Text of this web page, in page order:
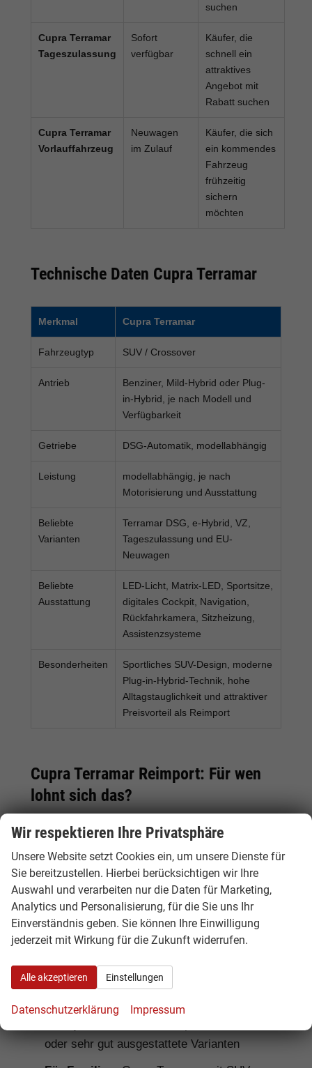
suchen
Cupra Terramar
Tageszulassung
Sofort
verfügbar
Käufer, die
schnell ein
attraktives
Angebot mit
Rabatt suchen
Cupra Terramar
Vorlauffahrzeug
Neuwagen
im Zulauf
Käufer, die sich
ein kommendes
Fahrzeug
frühzeitig
sichern
möchten
Technische Daten Cupra Terramar
Merkmal Cupra Terramar
Fahrzeugtyp SUV / Crossover
Antrieb
Benziner, Mild-Hybrid oder Plug-
in-Hybrid, je nach Modell und
Verfügbarkeit
Getriebe DSG-Automatik, modellabhängig
Leistung
modellabhängig, je nach
Motorisierung und Ausstattung
Beliebte
Varianten
Terramar DSG, e-Hybrid, VZ,
Tageszulassung und EU-
Neuwagen
Beliebte
Ausstattung
LED-Licht, Matrix-LED, Sportsitze,
digitales Cockpit, Navigation,
Rückfahrkamera, Sitzheizung,
Assistenzsysteme
Besonderheiten
Sportliches SUV-Design, moderne
Plug-in-Hybrid-Technik, hohe
Alltagstauglichkeit und attraktiver
Preisvorteil als Reimport
Cupra Terramar Reimport: Für wen
lohnt sich das?
Cupra Terramar Reimport
lohnt sich
besonders für Käufer, die ein modernes
sportliches SUV mit guter Ausstattung,
dynamischem Design und attraktivem Preis-
Leistungs-Verhältnis suchen. Hamburgcars
prüft Ausstattung, Motorisierung, Lieferzeit,
Garantiebedingungen und Fahrzeugdetails
transparent vor dem Kauf.
Für Pendler:Cupra Terramar DSG oder e-
oder sehr gut ausgestattete Varianten
Wir respektieren Ihre Privatsphäre
Unsere Website setzt Cookies ein, um unsere Dienste für
Sie bereitzustellen. Hierbei berücksichtigen wir Ihre
Auswahl und verarbeiten nur die Daten für Marketing,
Analytics und Personalisierung, für die Sie uns Ihr
Einverständnis geben. Sie können Ihre Einwilligung
jederzeit mit Wirkung für die Zukunft widerrufen.
Alle akzeptieren Einstellungen
Datenschutzerklärung Impressum